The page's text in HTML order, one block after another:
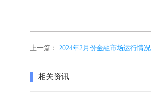
上一篇： 2024年2月份金融市场运行情况
相关资讯